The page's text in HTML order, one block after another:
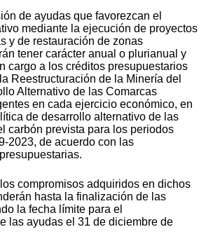
de ayudas que favorezcan el
mediante la ejecución de proyectos
y de restauración de zonas
tener carácter anual o plurianual y
cargo a los créditos presupuestarios
Reestructuración de la Minería del
Alternativo de las Comarcas
en cada ejercicio económico, en
de desarrollo alternativo de las
carbón prevista para los periodos
2023, de acuerdo con las
compromisos adquiridos en dichos
hasta la finalización de las
la fecha límite para el
las ayudas el 31 de diciembre de